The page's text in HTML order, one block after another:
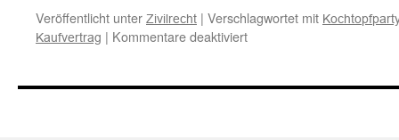
Veröffentlicht unter Zivilrecht | Verschlagwortet mit
Kaufvertrag | Kommentare deaktiviertfür
Rücktritt